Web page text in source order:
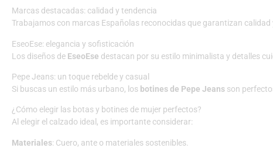
Marcas destacadas: calidad y tendencia
Trabajamos con marcas Españolas reconocidas que garantizan calidad
EseoEse: elegancia y sofisticación
Los diseños de EseoEse destacan por su estilo minimalista y detalles
Pepe Jeans: un toque rebelde y casual
Si buscas un estilo más urbano, los botines de Pepe Jeans son
¿Cómo elegir las botas y botines de mujer perfectos?
Al elegir el calzado ideal, es importante considerar:
Materiales: Cuero, ante o materiales sostenibles.